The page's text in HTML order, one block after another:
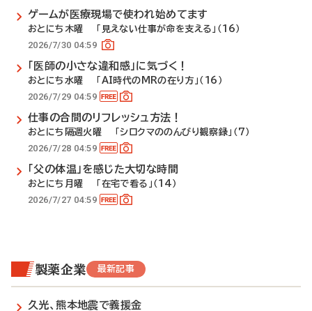
ゲームが医療現場で使われ始めてます
おとにち木曜 「見えない仕事が命を支える」（16）
2026/7/30 04:59
「医師の小さな違和感」に気づく！
おとにち水曜 「AI時代のMRの在り方」（16）
2026/7/29 04:59
仕事の合間のリフレッシュ方法！
おとにち隔週火曜 「シロクマののんびり観察録」（7）
2026/7/28 04:59
「父の体温」を感じた大切な時間
おとにち月曜 「在宅で看る」（14）
2026/7/27 04:59
製薬企業 最新記事
久光、熊本地震で義援金